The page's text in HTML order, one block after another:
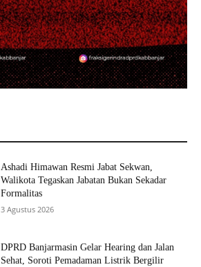
Ashadi Himawan Resmi Jabat Sekwan,
Walikota Tegaskan Jabatan Bukan Sekadar
Formalitas
3 Agustus 2026
DPRD Banjarmasin Gelar Hearing dan Jalan
Sehat, Soroti Pemadaman Listrik Bergilir